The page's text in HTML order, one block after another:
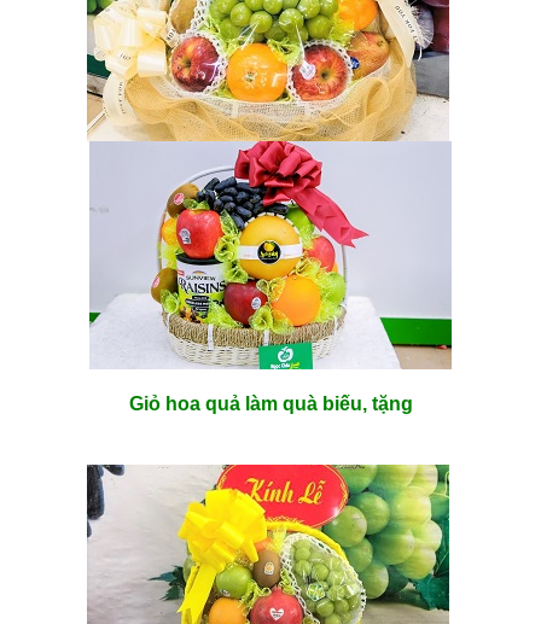
Giỏ hoa quả làm quà biếu, tặng